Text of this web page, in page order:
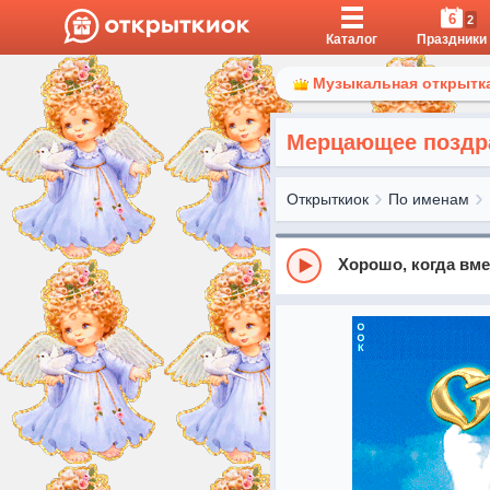
Каталог
6 2
Праздники
Музыкальная
Мерцающее
Открыткиок По именам
Хорошо, когда